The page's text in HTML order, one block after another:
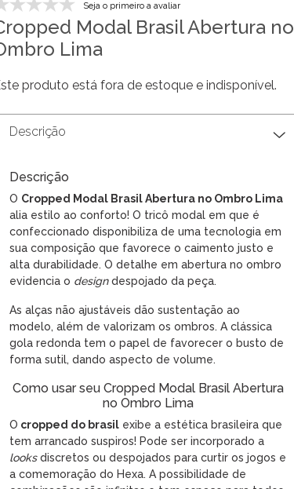
Seja o primeiro a avaliar
Modal Brasil Abertura no
Lima
produto está fora de estoque e indisponível.
Descrição
Descrição
O Cropped Modal Brasil Abertura no Ombro Lima
alia estilo ao conforto! O tricô modal em que é
confeccionado disponibiliza de uma tecnologia em
sua composição que favorece o caimento justo e
alta durabilidade. O detalhe em abertura no ombro
evidencia o designdespojado da peça.
As alças não ajustáveis dão sustentação ao
modelo, além de valorizam os ombros. A clássica
gola redonda tem o papel de favorecer o busto de
forma sutil, dando aspecto de volume.
Como usar seu Cropped Modal Brasil Abertura
no Ombro Lima
O cropped do brasil exibe a estética brasileira que
tem arrancado suspiros! Pode ser incorporado a
looksdiscretos ou despojados para curtir os jogos e
a comemoração do Hexa. A possibilidade de